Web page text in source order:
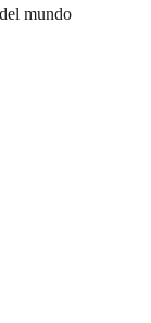
mundo